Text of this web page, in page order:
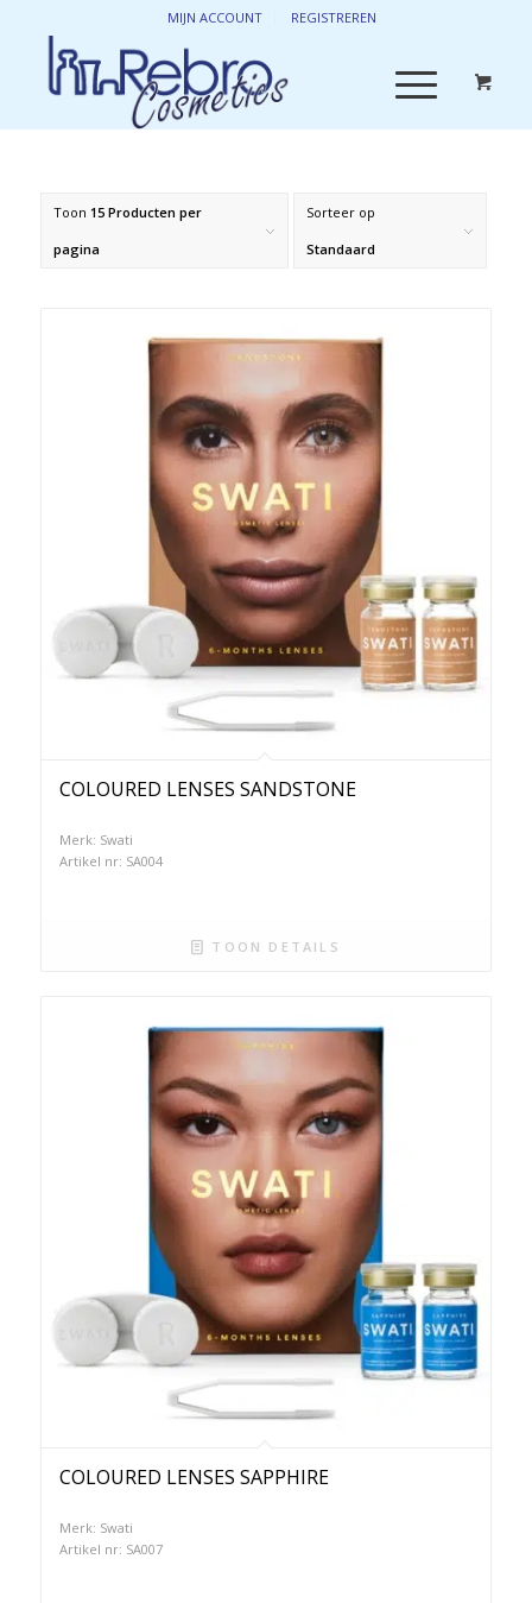
MIJN ACCOUNT REGISTREREN
Sorteer op
Standaard
Toon 15 Producten per
pagina
COLOURED LENSES SANDSTONE
Merk: Swati
Artikel nr: SA004
TOON DETAILS
COLOURED LENSES SAPPHIRE
Merk: Swati
Artikel nr: SA007